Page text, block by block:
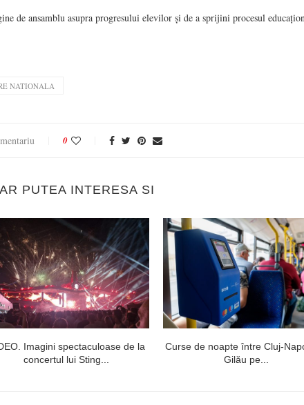
de ansamblu asupra progresului elevilor și de a sprijini procesul
NATIONALA
0
PUTEA INTERESA SI
Imagini spectaculoase de la
concertul lui Sting...
Curse de noapte între Cluj-
Gilău pe...